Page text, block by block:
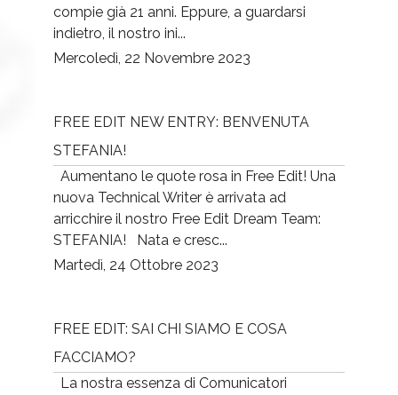
compie già 21 anni. Eppure, a guardarsi
indietro, il nostro ini...
Mercoledì, 22 Novembre 2023
FREE EDIT NEW ENTRY: BENVENUTA
STEFANIA!
Aumentano le quote rosa in Free Edit! Una
nuova Technical Writer è arrivata ad
arricchire il nostro Free Edit Dream Team:
STEFANIA! Nata e cresc...
Martedì, 24 Ottobre 2023
FREE EDIT: SAI CHI SIAMO E COSA
FACCIAMO?
La nostra essenza di Comunicatori